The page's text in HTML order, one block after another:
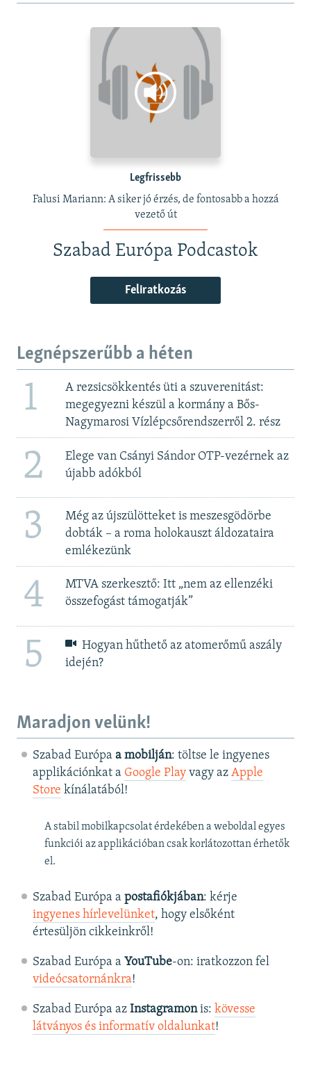
Legfrissebb
Falusi Mariann: A siker jó érzés, de fontosabb a hozzá
vezető út
Szabad Európa Podcastok
Feliratkozás
Legnépszerűbb a héten
1
A rezsicsökkentés üti a szuverenitást:
megegyezni készül a kormány a Bős-
Nagymarosi Vízlépcsőrendszerről 2. rész
2
Elege van Csányi Sándor OTP-vezérnek az
újabb adókból
3
Még az újszülötteket is meszesgödörbe
dobták – a roma holokauszt áldozataira
emlékezünk
4
MTVA szerkesztő: Itt „nem az ellenzéki
összefogást támogatják”
5
Hogyan hűthető az atomerőmű aszály
idején?
Maradjon velünk!
Szabad Európa a mobilján: töltse le ingyenes
applikációnkat a Google Playvagy az Apple
Store kínálatából!
A stabil mobilkapcsolat érdekében a weboldal egyes
funkciói az applikációban csak korlátozottan érhetők
el.
Szabad Európa a postafiókjában: kérje
ingyenes hírlevelünket, hogy elsőként
értesüljön cikkeinkről!
Szabad Európa a YouTube-on: iratkozzon fel
videócsatornánkra!
Szabad Európa az Instagramonis: kövesse
látványos és informatív oldalunkat! ​